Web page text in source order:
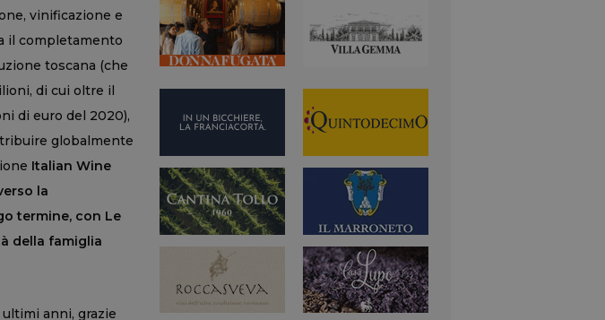
vinificazione e
il completamento
toscana (che
di cui oltre il
di euro del 2020),
globalmente
Italian Wine
la
termine, con Le
della famiglia
anni, grazie